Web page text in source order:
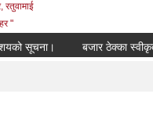
रतुवामाई
"
सूचना। बजार ठेक्का स्वीकृत